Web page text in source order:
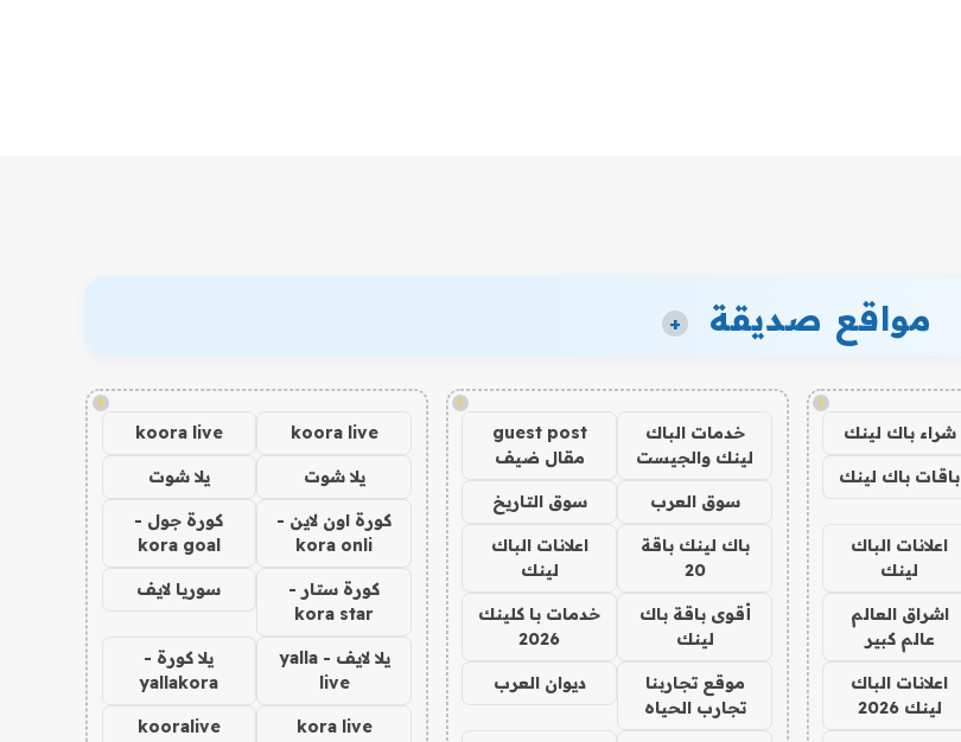
مواقع صديقة +
!
شراء باك لينك
باقات باك لينك
اعلانات الباك
لينك
اشراق العالم
عالم كبير
اعلانات الباك
لينك 2026
!
خدمات الباك
لينك والجيست
guest post
مقال ضيف
سوق العرب سوق التاريخ
باك لينك باقة
20
اعلانات الباك
لينك
أقوى باقة باك
لينك
خدمات با كلينك
2026
موقع تجاربنا
تجارب الحياه
ديوان العرب
!
koora live
koora live
يلا شوت يلا شوت
كورة اون لاين -
kora onli
كورة جول -
kora goal
كورة ستار -
kora star
سوريا لايف
يلا لايف - yalla
live
يلا كورة -
yallakora
kora live
kooralive